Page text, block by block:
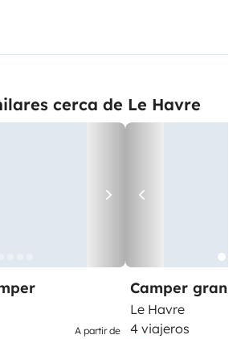
cerca de Le Havre
A partir de
Camper gran
Le Havre
4 viajeros